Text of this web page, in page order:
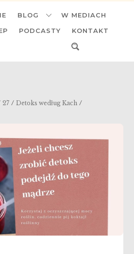
BLOG W MEDIACH
PODCASTY KONTAKT
27 / Detoks według Kach /